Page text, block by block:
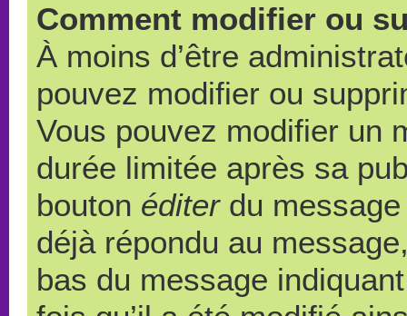
Comment modifier ou
À moins d’être
pouvez modifier ou
Vous pouvez modifier un
durée limitée après sa
bouton éditerdu message
déjà répondu au
bas du message